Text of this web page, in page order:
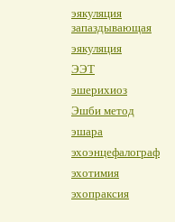
эякуляция
запаздывающая
эякуляция
ЭЭТ
эшерихиоз
Эшби метод
эшара
эхоэнцефалограф
эхотимия
эхопраксия